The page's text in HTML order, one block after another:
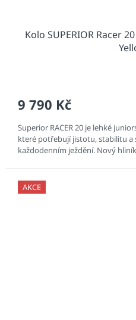
Kolo SUPERIOR Racer
9 790 Kč
Superior RACER 20 je lehké
které potřebují jistotu, stabilitu a
každodenním ježdění. Nový
AKCE